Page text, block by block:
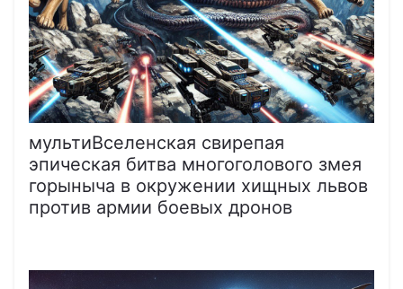
мультиВселенская свирепая
эпическая битва многоголового змея
горыныча в окружении хищных львов
против армии боевых дронов